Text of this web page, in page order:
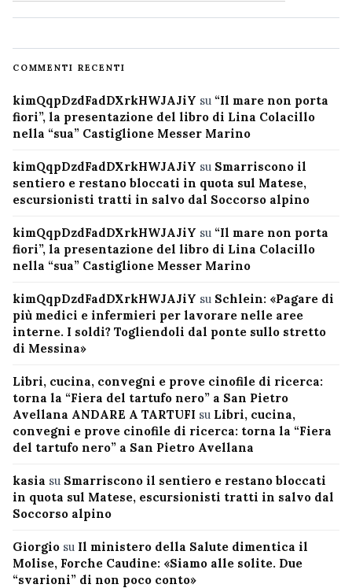
COMMENTI RECENTI
kimQqpDzdFadDXrkHWJAJiY su “Il mare non porta
fiori”, la presentazione del libro di Lina Colacillo
nella “sua” Castiglione Messer Marino
kimQqpDzdFadDXrkHWJAJiY su Smarriscono il
sentiero e restano bloccati in quota sul Matese,
escursionisti tratti in salvo dal Soccorso alpino
kimQqpDzdFadDXrkHWJAJiY su “Il mare non porta
fiori”, la presentazione del libro di Lina Colacillo
nella “sua” Castiglione Messer Marino
kimQqpDzdFadDXrkHWJAJiY su Schlein: «Pagare di
più medici e infermieri per lavorare nelle aree
interne. I soldi? Togliendoli dal ponte sullo stretto
di Messina»
Libri, cucina, convegni e prove cinofile di ricerca:
torna la “Fiera del tartufo nero” a San Pietro
Avellana ANDARE A TARTUFI su Libri, cucina,
convegni e prove cinofile di ricerca: torna la “Fiera
del tartufo nero” a San Pietro Avellana
kasia su Smarriscono il sentiero e restano bloccati
in quota sul Matese, escursionisti tratti in salvo dal
Soccorso alpino
Giorgio su Il ministero della Salute dimentica il
Molise, Forche Caudine: «Siamo alle solite. Due
“svarioni” di non poco conto»